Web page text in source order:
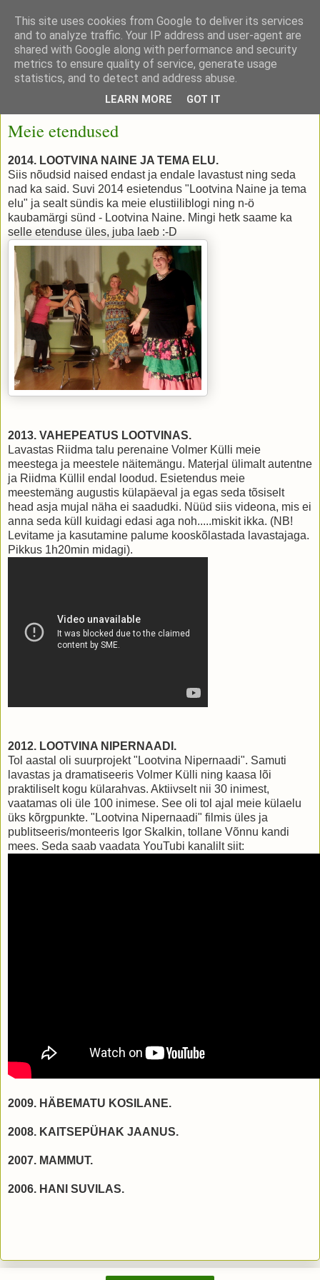
Meie etendused
2014. LOOTVINA NAINE JA TEMA ELU.
Siis nõudsid naised endast ja endale lavastust ning seda
nad ka said. Suvi 2014 esietendus "Lootvina Naine ja tema
elu" ja sealt sündis ka meie elustiiliblogi ning n-ö
kaubamärgi sünd - Lootvina Naine. Mingi hetk saame ka
selle etenduse üles, juba laeb :-D
2013. VAHEPEATUS LOOTVINAS.
Lavastas Riidma talu perenaine Volmer Külli meie
meestega ja meestele näitemängu. Materjal ülimalt autentne
ja Riidma Küllil endal loodud. Esietendus meie
meestemäng augustis külapäeval ja egas seda tõsiselt
head asja mujal näha ei saadudki. Nüüd siis videona, mis ei
anna seda küll kuidagi edasi aga noh.....miskit ikka. (NB!
Levitame ja kasutamine palume kooskõlastada lavastajaga.
Pikkus 1h20min midagi).
2012. LOOTVINA NIPERNAADI.
Tol aastal oli suurprojekt "Lootvina Nipernaadi". Samuti
lavastas ja dramatiseeris Volmer Külli ning kaasa lõi
praktiliselt kogu külarahvas. Aktiivselt nii 30 inimest,
vaatamas oli üle 100 inimese. See oli tol ajal meie külaelu
üks kõrgpunkte. "Lootvina Nipernaadi" filmis üles ja
publitseeris/monteeris Igor Skalkin, tollane Võnnu kandi
mees. Seda saab vaadata YouTubi kanalilt siit:
2009. HÄBEMATU KOSILANE.
2008. KAITSEPÜHAK JAANUS.
2007. MAMMUT.
2006. HANI SUVILAS.
This site uses cookies from Google to deliver its services
and to analyze traffic. Your IP address and user-agent are
shared with Google along with performance and security
metrics to ensure quality of service, generate usage
statistics, and to detect and address abuse.
LEARN MORE GOT IT